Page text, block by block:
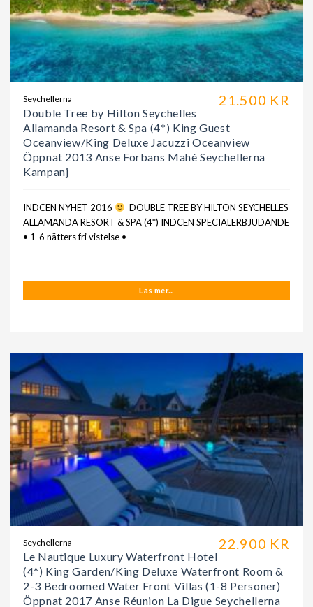
21.500 KR
Seychellerna
Double Tree by Hilton Seychelles
Allamanda Resort & Spa (4*) King Guest
Oceanview/King Deluxe Jacuzzi Oceanview
Öppnat 2013 Anse Forbans Mahé Seychellerna
Kampanj
INDCEN NYHET 2016
DOUBLE TREE BY HILTON SEYCHELLES
ALLAMANDA RESORT & SPA (4*) INDCEN SPECIALERBJUDANDE
• 1-6 nätters fri vistelse •
Läs mer...
22.900 KR
Seychellerna
Le Nautique Luxury Waterfront Hotel
(4*) King Garden/King Deluxe Waterfront Room &
2-3 Bedroomed Water Front Villas (1-8 Personer)
Öppnat 2017 Anse Réunion La Digue Seychellerna